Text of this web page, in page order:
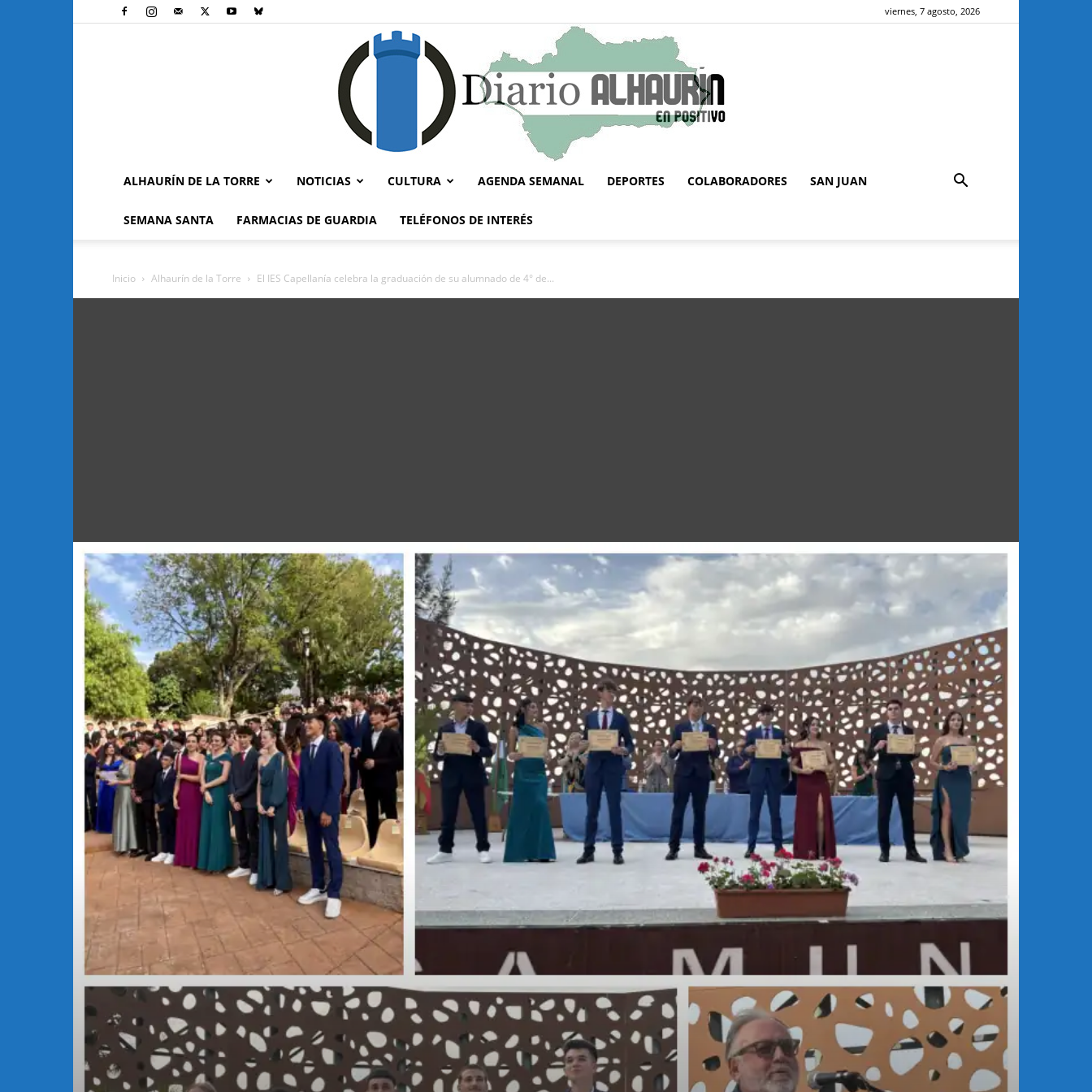
viernes, 7 agosto, 2026
ALHAURÍN DE LA TORRE NOTICIAS CULTURA AGENDA SEMANAL DEPORTES COLABORADORES SAN JUAN
SEMANA SANTA FARMACIAS DE GUARDIA TELÉFONOS DE INTERÉS
Inicio Alhaurín de la Torre El IES Capellanía celebra la graduación de su alumnado de 4° de...